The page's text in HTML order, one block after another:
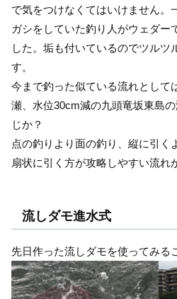
で気をつけなくてはいけません。
ガシをしていた釣り人がウェダー
した。垢も付いているのでツルツ
す。
今まで釣った似ている流れとして
瀬、水位30cm減の九頭竜坂東島
じか？
点の釣りより面の釣り、縦に引く
扇状に引く方が攻略しやすい流れ
流しダモ進水式
先日作った流しダモを使ってみる